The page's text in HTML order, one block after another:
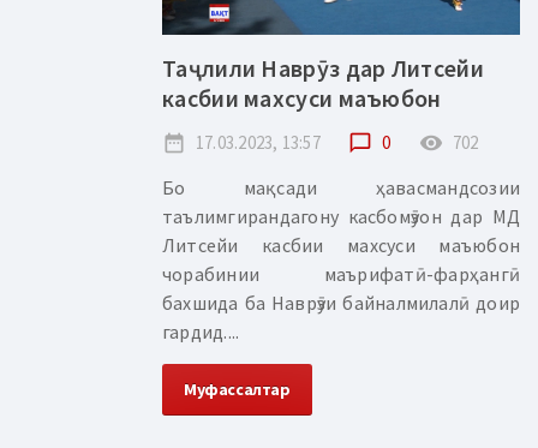
Таҷлили Наврӯз дар Литсейи
касбии махсуси маъюбон
date_range 17.03.2023, 13:57 chat_bubble_outline 0 remove_red_eye 702
Бо мақсади ҳавасмандсозии
таълимгирандагону касбомӯзон дар МД
Литсейи касбии махсуси маъюбон
чорабинии маърифатӣ-фарҳангӣ
бахшида ба Наврӯзи байналмилалӣ доир
гардид....
Муфассалтар